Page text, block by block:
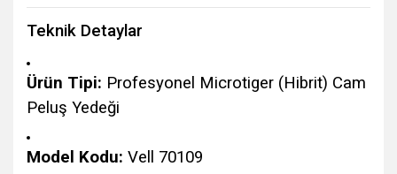
Teknik Detaylar
Ürün Tipi: Profesyonel Microtiger (Hibrit) Cam
Peluş Yedeği
Model Kodu: Vell 70109